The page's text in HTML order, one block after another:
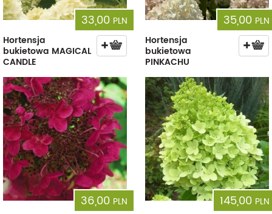
33,00 PLN
Hortensja
bukietowa MAGICAL
CANDLE
35,00 PLN
Hortensja
bukietowa
PINKACHU
36,00 PLN
145,00 PLN